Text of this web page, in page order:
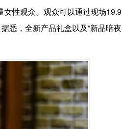
女性观众。观众可以通过现场19.9
悉，全新产品礼盒以及“新品暗夜